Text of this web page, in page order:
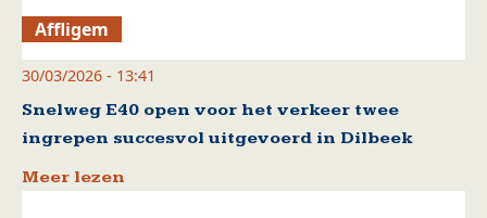
Affligem
30/03/2026 - 13:41
Snelweg E40 open voor het verkeer twee
ingrepen succesvol uitgevoerd in Dilbeek
Meer lezen